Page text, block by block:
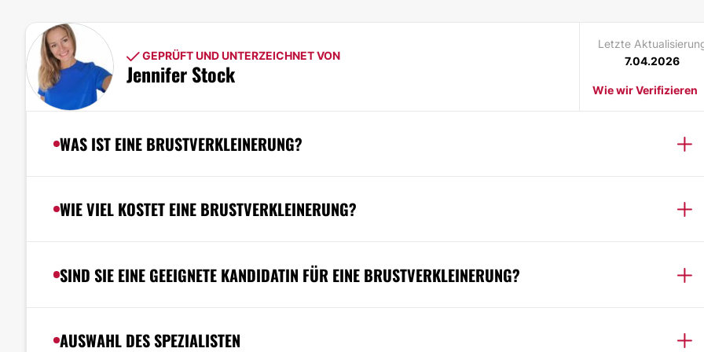
GEPRÜFT UND UNTERZEICHNET VON
Jennifer Stock
Letzte
7.04.2026
Wie wir Verifizieren
WAS IST EINE BRUSTVERKLEINERUNG?
WIE VIEL KOSTET EINE BRUSTVERKLEINERUNG?
SIND SIE EINE GEEIGNETE KANDIDATIN FÜR EINE BRUSTVERKLEINERUNG?
AUSWAHL DES SPEZIALISTEN